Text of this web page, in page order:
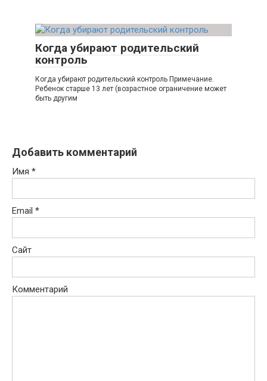
Когда убирают родительский
контроль
Когда убирают родительский контроль Примечание.
Ребенок старше 13 лет (возрастное ограничение может
быть другим
Добавить комментарий
Имя *
Email *
Сайт
Комментарий